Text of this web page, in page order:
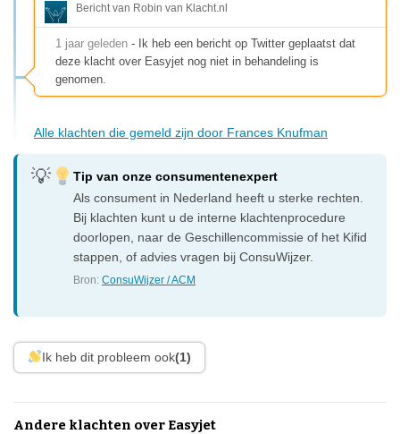
Bericht van Robin van Klacht.nl
1 jaar geleden - Ik heb een bericht op Twitter geplaatst dat
deze klacht over Easyjet nog niet in behandeling is
genomen.
Alle klachten die gemeld zijn door Frances Knufman
Tip van onze consumentenexpert
Als consument in Nederland heeft u sterke rechten.
Bij klachten kunt u de interne klachtenprocedure
doorlopen, naar de Geschillencommissie of het Kifid
stappen, of advies vragen bij ConsuWijzer.
Bron:ConsuWijzer / ACM
Ik heb dit probleem ook(1)
Andere klachten over Easyjet